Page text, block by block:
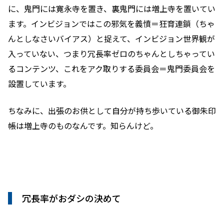
に、鬼門には寛永寺を置き、裏鬼門には増上寺を置いてい
ます。インビジョンではこの邪気を義憤＝狂育連鎖（ちゃ
んとしなさいバイアス）と捉えて、インビジョン世界観が
入っていない、つまり冗長率ゼロのちゃんとしちゃってい
るコンテンツ、これをアク取りする委員会＝鬼門委員会を
設置しています。
ちなみに、出張のお供として自分が持ち歩いている御朱印
帳は増上寺のものなんです。知らんけど。
冗長率がおダシの決めて